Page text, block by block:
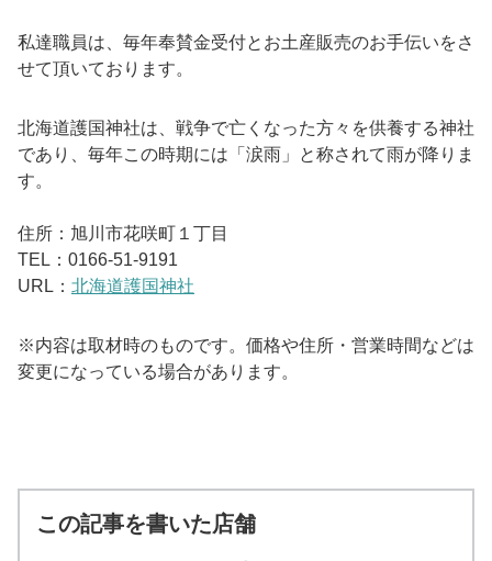
私達職員は、毎年奉賛金受付とお土産販売のお手伝いをさ
せて頂いております。
北海道護国神社は、戦争で亡くなった方々を供養する神社
であり、毎年この時期には「涙雨」と称されて雨が降りま
す。
住所：旭川市花咲町１丁目
TEL： 0166-51-9191
URL： 北海道護国神社
※内容は取材時のものです。価格や住所・営業時間などは
変更になっている場合があります。
この記事を書いた店舗